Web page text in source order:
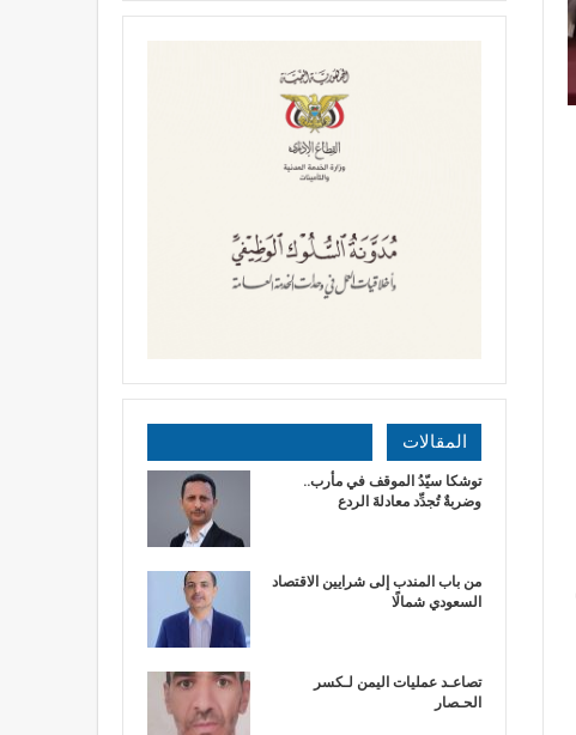
المقالات
توشكا سيّدُ الموقف في مأرب..
وضربةٌ تُجدِّد معادلةَ الردع
من باب المندب إلى شرايين الاقتصاد
السعودي شمالًا
تصاعـد عمليات اليمن لـكسر
الحـصار